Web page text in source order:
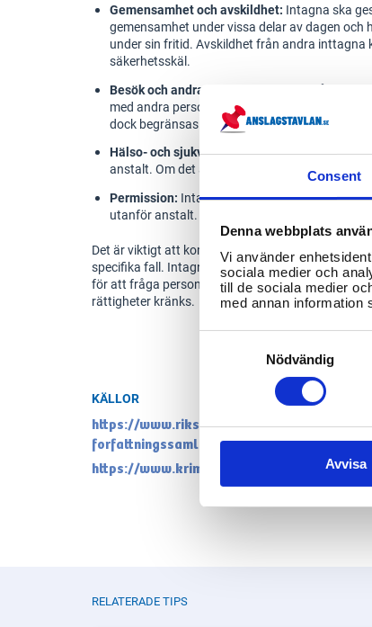
Consent
Denna webbplats
Vi använder
sociala medier och
till de sociala medier
med annan information
Nödvändig
Avvisa
Gemensamhet och avskildhet: Intagna ska
gemensamhet under vissa delar av dagen
under sin fritid. Avskildhet från andra inttagna
säkerhetsskäl.
Besök och andra kontakter:
Intagna får ta
med andra personer genom elektronisk
dock begränsas av säkerhetsskäl.
Hälso- och sjukvård:Intagna har rätt till
anstalt. Om det är nödvändigt ska intagna få
Permission: Intagna kan beviljas permission,
utanför anstalt.
Det är viktigt att komma ihåg att dessa rättigheter
specifika fall. Intagna bör vara medvetna om
för att fråga personalen om de inte förstår något
rättigheter kränks.
KÄLLOR
https://www.riksdagen.se/sv/dokument-
forfattningssamling/fangelselag-
https://www.kriminalvarden.se/behandling-
RELATERADE TIPS